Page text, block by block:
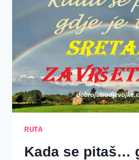
–
PREDIVNA
LJUBAV
RUTA
Kada se pitaš…